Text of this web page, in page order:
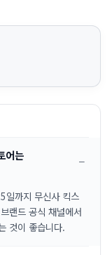
어는
일까지 무신사 킥스
랜드 공식 채널에서
것이 좋습니다.